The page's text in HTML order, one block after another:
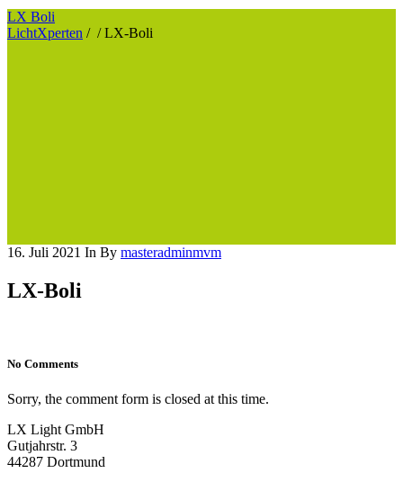
LX Boli
LichtXperten / /LX-Boli
16. Juli 2021 In By masteradminmvm
LX-Boli
No Comments
Sorry, the comment form is closed at this time.
LX Light GmbH
Gutjahrstr. 3
44287 Dortmund